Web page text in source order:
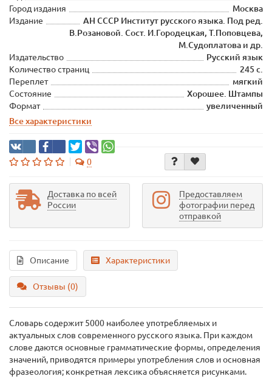
Город издания
Москва
Издание
АН СССР Институт русского языка. Под ред.
В.Розановой. Сост. И.Городецкая, Т.Поповцева,
М.Судоплатова и др.
Издательство
Русский язык
Количество страниц
245 с.
Переплет
мягкий
Состояние
Хорошее. Штампы
Формат
увеличенный
Все характеристики
0
Доставка по всей
России
Предоставляем
фотографии перед
отправкой
Описание Характеристики
Отзывы (0)
Словарь содержит 5000 наиболее употребляемых и
актуальных слов современного русского языка. При каждом
слове даются основные грамматические формы, определения
значений, приводятся примеры употребления слов и основная
фразеология; конкретная лексика объясняется рисунками.